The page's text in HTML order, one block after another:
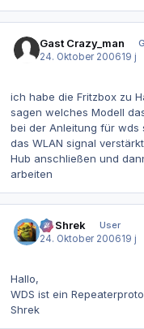
Gast Crazy_man
24. Oktober 200619 j
ich habe die Fritzbox zu
sagen welches Modell
bei der Anleitung für wds
das WLAN signal
Hub anschließen und
arbeiten
IT-Shrek
User
24. Oktober 200619 j
Hallo,
WDS ist ein
Shrek